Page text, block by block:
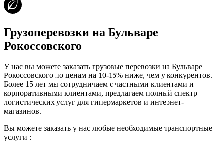
Грузоперевозки на Бульваре
Рокоссовского
У нас вы можете заказать грузовые перевозки на Бульваре
Рокоссовского по ценам на 10-15% ниже, чем у конкурентов.
Более 15 лет мы сотрудничаем с частными клиентами и
корпоративными клиентами, предлагаем полный спектр
логистических услуг для гипермаркетов и интернет-
магазинов.
Вы можете заказать у нас любые необходимые транспортные
услуги :